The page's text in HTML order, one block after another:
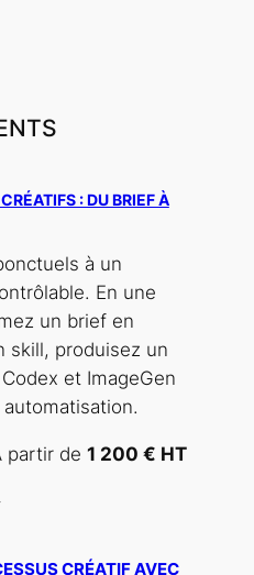
: DU BRIEF À
à un
En une
un brief en
skill, produisez un
et ImageGen
partir de 1 200 € HT
CRÉATIF AVEC